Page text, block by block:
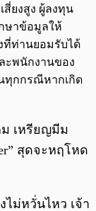
ยงสูง ผู้ลงทุน
ษาข้อมูลให้
ที่ท่านยอมรับได้
ะพนักงานของ
ทุกกรณีหากเกิด
ม เหรียญมีม
สุดจะหฤโหด
ม่หวั่นไหว เจ้า